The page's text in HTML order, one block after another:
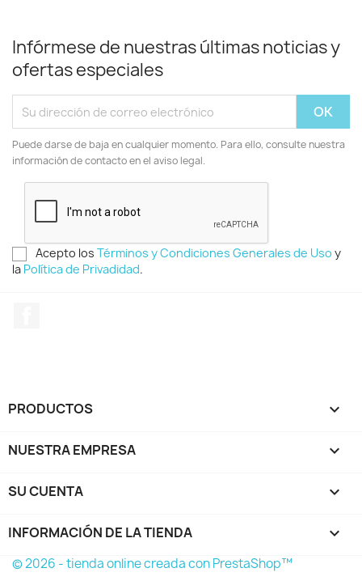
Infórmese de nuestras últimas noticias y
ofertas especiales
Puede darse de baja en cualquier momento. Para ello, consulte nuestra
información de contacto en el aviso legal.
Acepto los Términos y Condiciones Generales de Uso y
la Política de Privadidad.
PRODUCTOS 
NUESTRA EMPRESA 
SU CUENTA 
INFORMACIÓN DE LA TIENDA keyboard_arrow_down
© 2026 - tienda online creada con PrestaShop™